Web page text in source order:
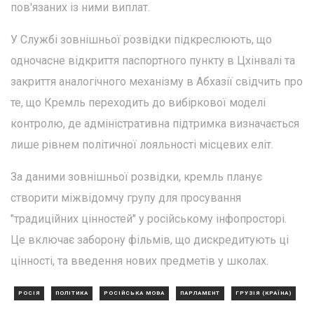
пов'язаних із ними виплат.
У Службі зовнішньої розвідки підкреслюють, що
одночасне відкриття паспортного пункту в Цхінвалі та
закриття аналогічного механізму в Абхазії свідчить про
те, що Кремль переходить до вибіркової моделі
контролю, де адміністративна підтримка визначається
лише рівнем політичної лояльності місцевих еліт.
За даними зовнішньої розвідки, кремль планує
створити міжвідомчу групу для просування
"традиційних цінностей" у російському інфопросторі.
Це включає заборону фільмів, що дискредитують ці
цінності, та введення нових предметів у школах.
РОСІЯ ПОЛІТИКА РОСІЙСЬКА МОВА ПАРЛАМЕНТ ГРУЗІЯ (КРАЇНА)